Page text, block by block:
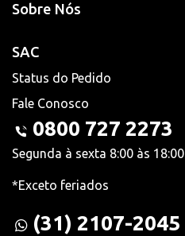
Sobre Nós
SAC
Status do Pedido
Fale Conosco
0800 727 2273
Segunda à sexta 8:00 às 18:00
*Exceto feriados
(31) 2107-2045